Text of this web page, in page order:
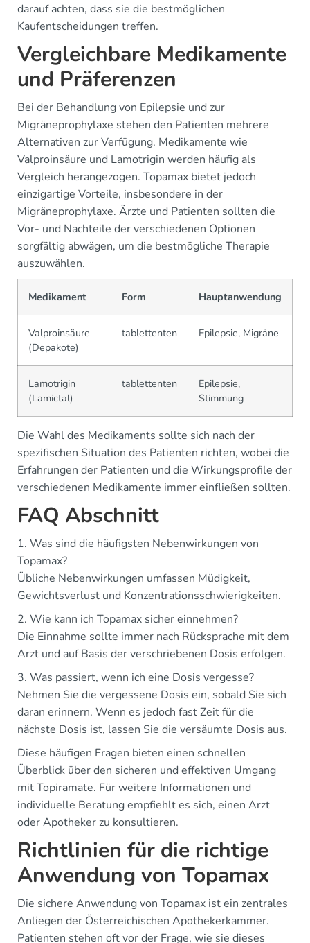
darauf achten, dass sie die bestmöglichen
Kaufentscheidungen treffen.
Vergleichbare Medikamente
und Präferenzen
Bei der Behandlung von Epilepsie und zur
Migräneprophylaxe stehen den Patienten mehrere
Alternativen zur Verfügung. Medikamente wie
Valproinsäure und Lamotrigin werden häufig als
Vergleich herangezogen. Topamax bietet jedoch
einzigartige Vorteile, insbesondere in der
Migräneprophylaxe. Ärzte und Patienten sollten die
Vor- und Nachteile der verschiedenen Optionen
sorgfältig abwägen, um die bestmögliche Therapie
auszuwählen.
Medikament Form Hauptanwendung
Valproinsäure
(Depakote)
tablettenten Epilepsie, Migräne
Lamotrigin
(Lamictal)
tablettenten
Epilepsie,
Stimmung
Die Wahl des Medikaments sollte sich nach der
spezifischen Situation des Patienten richten, wobei die
Erfahrungen der Patienten und die Wirkungsprofile der
verschiedenen Medikamente immer einfließen sollten.
FAQ Abschnitt
1. Was sind die häufigsten Nebenwirkungen von
Topamax?
Übliche Nebenwirkungen umfassen Müdigkeit,
Gewichtsverlust und Konzentrationsschwierigkeiten.
2. Wie kann ich Topamax sicher einnehmen?
Die Einnahme sollte immer nach Rücksprache mit dem
Arzt und auf Basis der verschriebenen Dosis erfolgen.
3. Was passiert, wenn ich eine Dosis vergesse?
Nehmen Sie die vergessene Dosis ein, sobald Sie sich
daran erinnern. Wenn es jedoch fast Zeit für die
nächste Dosis ist, lassen Sie die versäumte Dosis aus.
Diese häufigen Fragen bieten einen schnellen
Überblick über den sicheren und effektiven Umgang
mit Topiramate. Für weitere Informationen und
individuelle Beratung empfiehlt es sich, einen Arzt
oder Apotheker zu konsultieren.
Richtlinien für die richtige
Anwendung von Topamax
Die sichere Anwendung von Topamax ist ein zentrales
Anliegen der Österreichischen Apothekerkammer.
Patienten stehen oft vor der Frage, wie sie dieses